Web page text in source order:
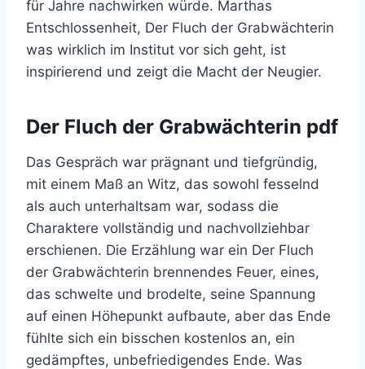
für Jahre nachwirken würde. Marthas
Entschlossenheit, Der Fluch der Grabwächterin
was wirklich im Institut vor sich geht, ist
inspirierend und zeigt die Macht der Neugier.
Der Fluch der Grabwächterin pdf
Das Gespräch war prägnant und tiefgründig,
mit einem Maß an Witz, das sowohl fesselnd
als auch unterhaltsam war, sodass die
Charaktere vollständig und nachvollziehbar
erschienen. Die Erzählung war ein Der Fluch
der Grabwächterin brennendes Feuer, eines,
das schwelte und brodelte, seine Spannung
auf einen Höhepunkt aufbaute, aber das Ende
fühlte sich ein bisschen kostenlos an, ein
gedämpftes, unbefriedigendes Ende. Was